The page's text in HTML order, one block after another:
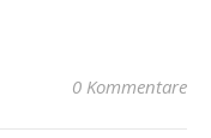
0 Kommentare